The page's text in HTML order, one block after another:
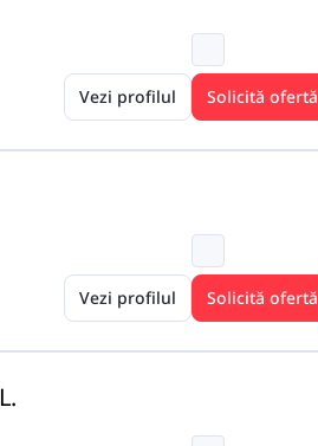
Vezi profilul Solicită ofertă
Vezi profilul Solicită ofertă